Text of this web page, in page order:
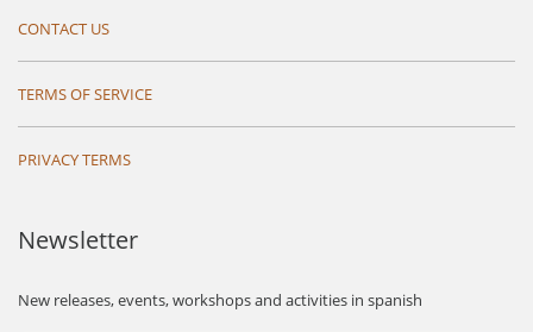
CONTACT US
TERMS OF SERVICE
PRIVACY TERMS
Newsletter
New releases, events, workshops and activities in spanish